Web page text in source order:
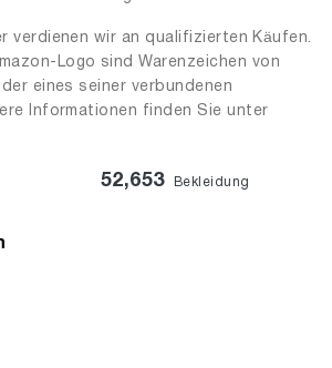
verdienen wir an qualifizierten Käufen.
Logo sind Warenzeichen von
eines seiner verbundenen
Informationen finden Sie unter
52,653 Bekleidung